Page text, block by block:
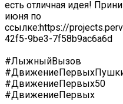
есть отличная идея!
июня по
ссылке:https://
42f5-9be3-7f58b9ac6a6d
#ЛыжныйВызов
#ДвижениеПервых50
#ДвижениеПервых